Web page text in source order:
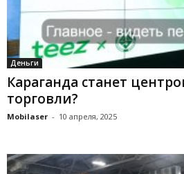
Деньги
Караганда станет
торговли?
Mobilaser - 10 апреля, 2025